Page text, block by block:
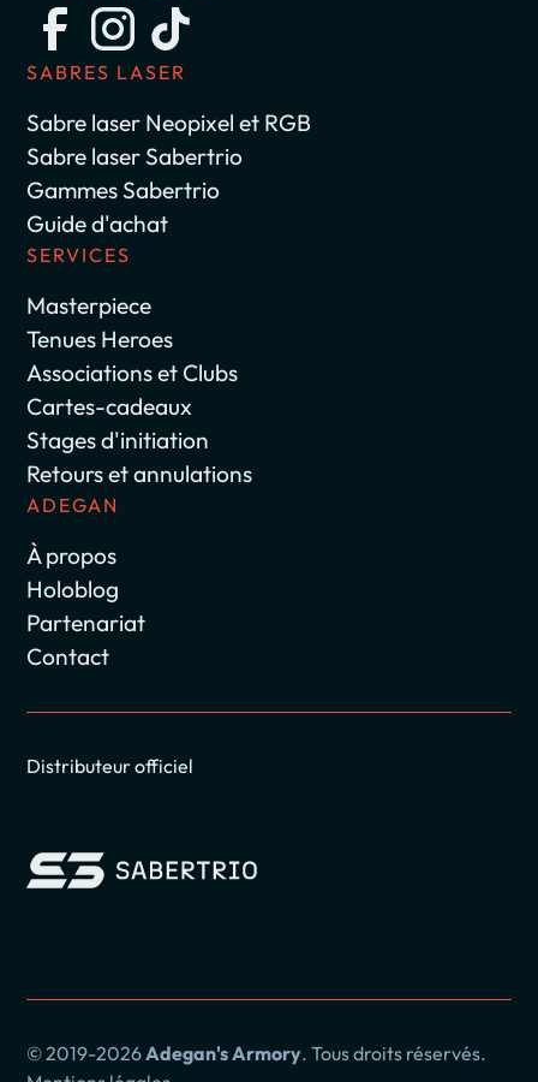
SABRES LASER
Sabre laser Neopixel et RGB
Sabre laser Sabertrio
Gammes Sabertrio
Guide d'achat
SERVICES
Masterpiece
Tenues Heroes
Associations et Clubs
Cartes-cadeaux
Stages d'initiation
Retours et annulations
ADEGAN
À propos
Holoblog
Partenariat
Contact
Distributeur officiel
© 2019-2026Adegan's Armory. Tous droits réservés.